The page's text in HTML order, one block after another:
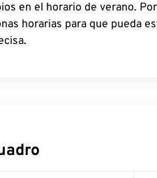
en el horario de verano.
horarias para que pueda